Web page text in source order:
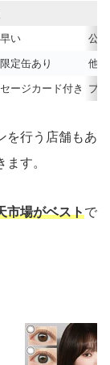
い 公
定缶あり 他
ージカード付き プ
を行う店舗もあ
す。
市場がベストで